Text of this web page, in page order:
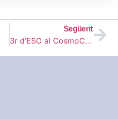
Següent
3r d’ESO al CosmoCaixa